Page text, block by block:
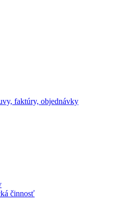
faktúry, objednávky
činnosť